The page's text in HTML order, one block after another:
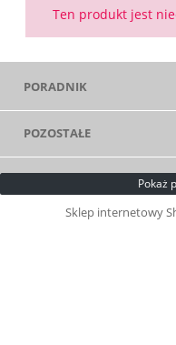
Ten produkt jest
PORADNIK
POZOSTAŁE
Pokaż
Sklep internetowy